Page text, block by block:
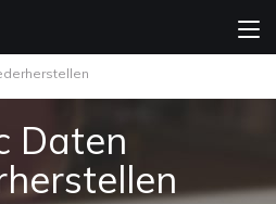
Daten